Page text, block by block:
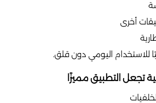
أخرى
للاستخدام اليومي دون قلق.
تجعل التطبيق مميزًا